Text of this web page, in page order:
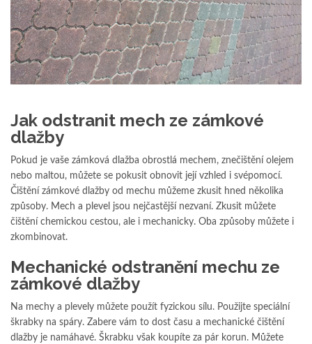
Jak odstranit mech ze zámkové
dlažby
Pokud je vaše zámková dlažba obrostlá mechem, znečištění olejem
nebo maltou, můžete se pokusit obnovit její vzhled i svépomocí.
Čištění zámkové dlažby od mechu můžeme zkusit hned několika
způsoby. Mech a plevel jsou nejčastější nezvaní. Zkusit můžete
čištění chemickou cestou, ale i mechanicky. Oba způsoby můžete i
zkombinovat.
Mechanické odstranění mechu ze
zámkové dlažby
Na mechy a plevely můžete použít fyzickou sílu. Použijte speciální
škrabky na spáry. Zabere vám to dost času a mechanické čištění
dlažby je namáhavé. Škrabku však koupíte za pár korun. Můžete